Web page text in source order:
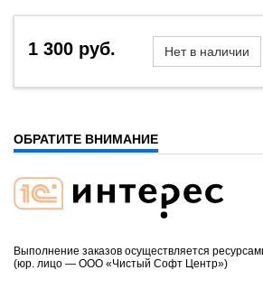
1 300 руб. Нет в наличии
ОБРАТИТЕ ВНИМАНИЕ
Выполнение заказов осуществляется
(юр. лицо — ООО «Чистый Софт Центр»)